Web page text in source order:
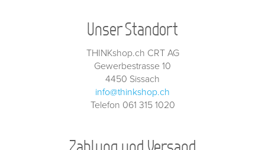
Unser Standort
THINKshop.ch CRT AG
Gewerbestrasse 10
4450 Sissach
info@thinkshop.ch
Telefon 061 315 1020